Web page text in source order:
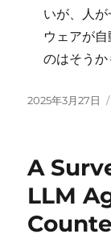
いが、人
ウェアが
のはそうか
投
2025年3月27日
A
LLM